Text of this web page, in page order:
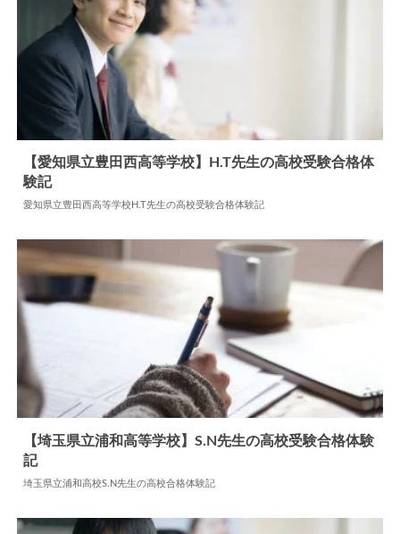
高校合格体験記
【愛知県立豊田西高等学校】H.T先生の高校受験合格体
験記
愛知県立豊田西高等学校H.T先生の高校受験合格体験記
高校合格体験記
【埼玉県立浦和高等学校】S.N先生の高校受験合格体験
記
埼玉県立浦和高校S.N先生の高校合格体験記